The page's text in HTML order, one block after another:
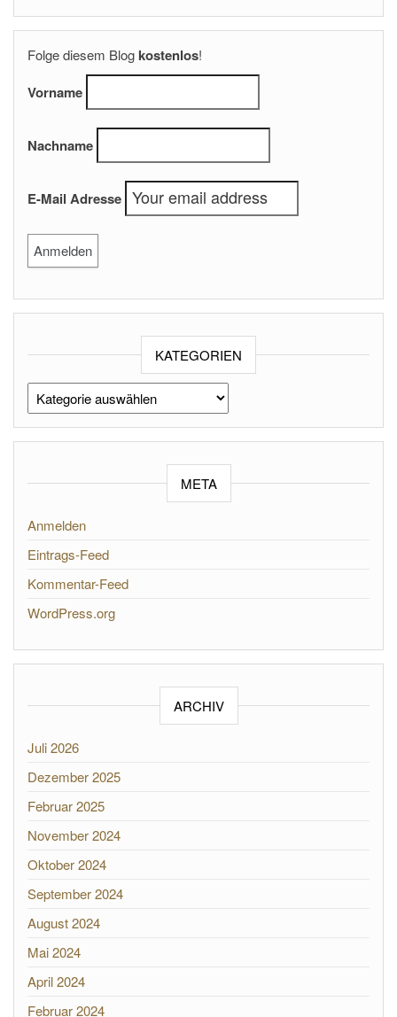
Folge diesem Blog kostenlos!
Vorname
Nachname
E-Mail Adresse
KATEGORIEN
Kategorien
META
Anmelden
Eintrags-Feed
Kommentar-Feed
WordPress.org
ARCHIV
Juli 2026
Dezember 2025
Februar 2025
November 2024
Oktober 2024
September 2024
August 2024
Mai 2024
April 2024
Februar 2024